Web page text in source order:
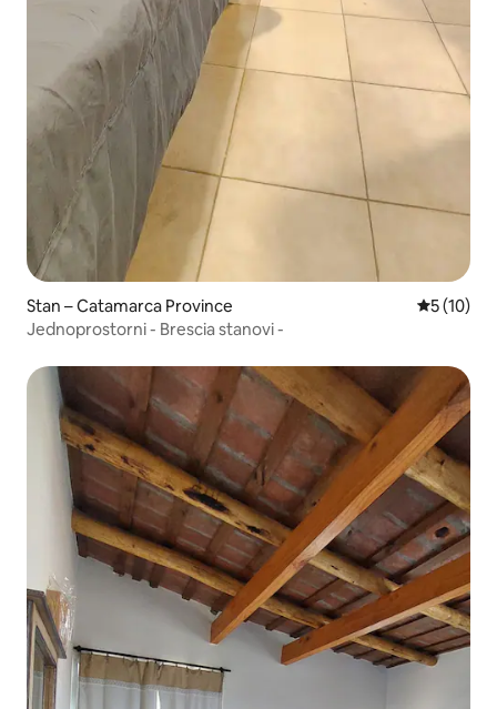
Stan – Catamarca Province Prosječna
5 (10)
Jednoprostorni - Brescia stanovi -